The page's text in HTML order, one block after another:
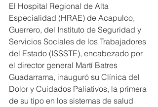
El Hospital Regional de Alta
Especialidad (HRAE) de Acapulco,
Guerrero, del Instituto de Seguridad y
Servicios Sociales de los Trabajadores
del Estado (ISSSTE), encabezado por
el director general Martí Batres
Guadarrama, inauguró su Clínica del
Dolor y Cuidados Paliativos, la primera
de su tipo en los sistemas de salud